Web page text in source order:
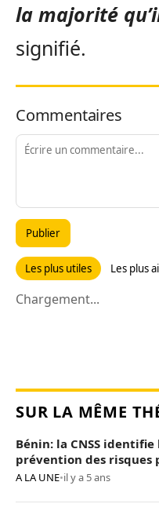
la majorité
signifié.
Commentaires
Publier
Les plus utiles Les plus
Chargement...
SUR LA MÊME
Bénin: la CNSS
prévention des risques
A LA UNE•il y a 5 ans